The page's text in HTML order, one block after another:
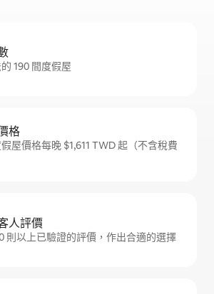
190 間度假屋
格
屋價格每晚 $1,611 TWD 起（不含稅費
人評價
則以上已驗證的評價，作出合適的選擇